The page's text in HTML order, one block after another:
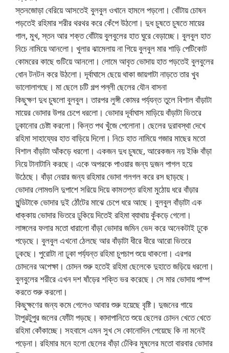
স্তনজোড়া বেরিয়ে আসতেই বুলবুল ওখানে হামলে পড়লো। বোঁটায় চোষন
পড়তেই রহিমার শরীর থরথর করে কেঁপে উঠলো। দুধ চুষতে চুষতে মায়ের
গাল, মুখ, স্তন আর শক্ত বোঁটায় বুলবুলের হাত ঘুরে বেড়াচ্ছে। বুলবুল হাত
নিচে নামিয়ে আনলো। খুলার ঝামেলায় না গিয়ে বুলবুল মার শাড়ি পেটিকোট
কোমরের কাছে গুটিয়ে আনলো। লোমে আবৃত ভোদায় হাত পড়তেই বুলবুলের
ধোন টনটন করে উঠলো। দূর্বাঘাসে ছেয়ে থাকা জায়গাটা নাড়তে তার খুব
ভালোলাগছে। মা ছেলে চটি গল্প পল্লী ছেলের যৌন বাসনা
কিছুক্ষণ দুধ চুষলো বুলবুল। তারপর লুঙ্গী কোমর পর্য্যন্ত তুলে বিশাল বাঁড়াটা
মায়ের ভোদার উপর চেপে ধরলো। ভোদার দূর্বাঘাস মাড়িয়ে বাঁড়াটা ভিতরে
ঢুকানোর চেষ্টা করলো। কিন্ত পথ খুঁজে পেলোনা। ছেলের দুরাবস্থা দেখে
রহিমা সাহায্যের হাত বাড়িয়ে দিলো। নিচে হাত নামিয়ে গজার মাছের মতো
বিশাল বাঁড়াটা আঁকড়ে ধরলো। একজন দুধ চুষছে, আরেকজন নয় ইঞ্চি বাঁড়া
নিয়ে টানাটানি করছে। একে অপরকে পাওয়ার জন্য দুজন পাগল হয়ে
উঠেছে। বাঁড়া নেয়ার জন্য রহিমার ভোদা গলগল করে রস ছাড়ছে।
ভোদার লোমগুলি দুপাশে সরিয়ে দিয়ে কামতপ্ত রহিমা মুঠোয় ধরে বাঁড়ার
মুন্ডিটাকে ভোদার দুই ঠোঁটের মাঝে চেপে ধরে আছে। বুলবুল বাঁড়াটা এক
ধাক্কায় ভোদার ভিতরে ঢুকিয়ে দিতেই রহিমা ব্যাথায় কুঁকড়ে গেলো।
লাঙ্গলের ফলার মতো ধারালো বাঁড়া ভোদার জমিন ভেদ করে অনেকটাই ঢুকে
পড়েছে। বুলবুল এখনো ঠেলছে আর বাঁড়াটা ধীরে ধীরে আরো ভিতরে
ঢুকছে। পুরোটা না ঢুকা পর্য্যন্ত রহিমা চুপচাপ শুয়ে থাকলো। এরপর
চোদনের অপেক্ষা। চোদন শুরু হতেই রহিমা ছেলেকে দুহাতে জড়িয়ে ধরলো।
বুলবুলের শরীরে এখন দশ ষাঁড়ের শক্তি ভর করেছে। সে মার ভোদায় পাম্প
করতে শুরু করলো।
কিছুক্ষণের জন্য কমে গেলেও আবার শুরু হয়েছে বৃষ্টি। দুজনের গায়ে
টাপুরটুপুর জলের ফোঁটা পড়ছে। কাদাপানিতে শুয়ে ছেলের চোদন খেতে খেতে
রহিমা কোঁকাচ্ছে। সহবাসে এমন সুখ সে কোনোদিন পেয়েছে কি না মনেই
পড়েনা। রহিমার মনে হলো ছেলের বাঁড়া ঢেঁকির মুষলের মতো বারবার ভোদার